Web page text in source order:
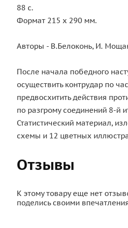
88 с.
Формат 215 х 290 мм.
Авторы - В.Белоконь, И.
После начала победного
осуществить контрудар по
предвосхитить действия
по разгрому соединений 8-й
Статистический материал,
схемы и 12 цветных
Отзывы
К этому товару еще нет
поделись своими